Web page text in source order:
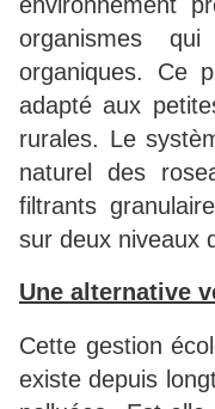
organismes
organiques. Ce
adapté aux
rurales. Le
naturel des
filtrants
sur deux niveaux
Une alternative
Cette gestion
existe depuis